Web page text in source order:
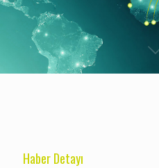
Haber Detayı